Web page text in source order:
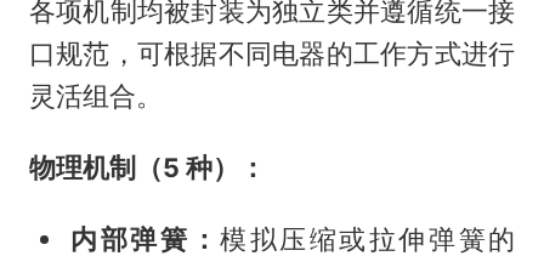
各项机制均被封装为独立类并遵循统一接
口规范，可根据不同电器的工作方式进行
灵活组合。
物理机制（5 种）：
内部弹簧：模拟压缩或拉伸弹簧的